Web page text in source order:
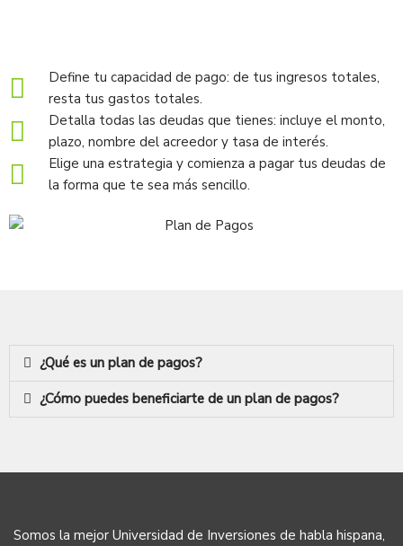
Define tu capacidad de pago: de tus ingresos totales,
resta tus gastos totales.
Detalla todas las deudas que tienes: incluye el monto,
plazo, nombre del acreedor y tasa de interés.
Elige una estrategia y comienza a pagar tus deudas de
la forma que te sea más sencillo.
¿Qué es un plan de pagos?
¿Cómo puedes beneficiarte de un plan de pagos?
Somos la mejor Universidad de Inversiones de habla hispana,